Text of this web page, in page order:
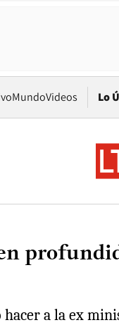
MundoVideos Lo
a la ex